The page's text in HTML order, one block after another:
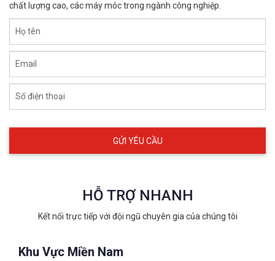
chất lượng cao, các máy móc trong ngành công nghiệp.
Họ tên
Email
Số điện thoại
HỖ TRỢ NHANH
Kết nối trực tiếp với đội ngũ chuyên gia của chúng tôi
Khu Vực Miền Nam